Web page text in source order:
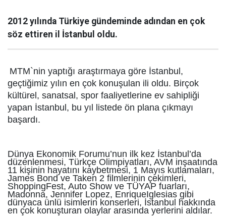
2012 yılında Türkiye gündeminde adından en çok
söz ettiren il İstanbul oldu.
MTM`nin yaptığı araştırmaya göre İstanbul,
geçtiğimiz yılın en çok konuşulan ili oldu. Birçok
kültürel, sanatsal, spor faaliyetlerine ev sahipliği
yapan İstanbul, bu yıl listede ön plana çıkmayı
başardı.
Dünya Ekonomik Forumu’nun ilk kez İstanbul’da
düzenlenmesi, Türkçe Olimpiyatları, AVM inşaatında
11 kişinin hayatını kaybetmesi, 1 Mayıs kutlamaları,
James Bond ve Taken 2 filmlerinin çekimleri,
ShoppingFest, Auto Show ve TÜYAP fuarları,
Madonna, Jennifer Lopez, EnriqueIglesias gibi
dünyaca ünlü isimlerin konserleri, İstanbul hakkında
en çok konuşturan olaylar arasında yerlerini aldılar.